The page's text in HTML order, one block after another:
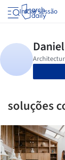
Iniciar sessão
soluções